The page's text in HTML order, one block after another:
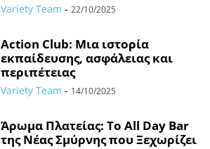
Variety Team - 22/10/2025
Action Club: Μια ιστορία
εκπαίδευσης, ασφάλειας και
περιπέτειας
Variety Team - 14/10/2025
Άρωμα Πλατείας: Το All Day Bar
της Νέας Σμύρνης που Ξεχωρίζει